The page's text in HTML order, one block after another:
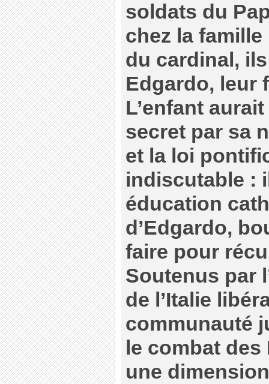
soldats du
chez la
du cardinal,
Edgardo, leur
L’enfant
secret par sa
et la loi
indiscutable :
éducation
d’Edgardo,
faire pour
Soutenus par
de l’Italie
communauté
le combat
une